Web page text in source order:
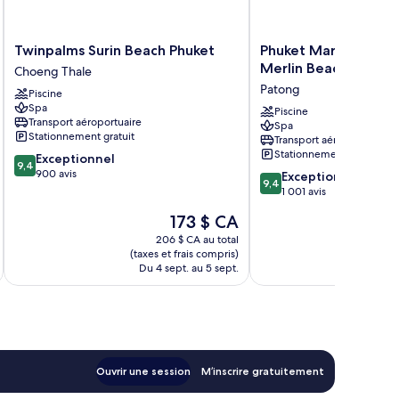
Twinpalms
Surin
Beach
Phuket
Choeng
Thale
Twinpalms Surin Beach Phuket
Choeng Thale
Piscine
Spa
Transport aéroportuaire
Stationnement gratuit
9.4
sur
9,4 Exceptionnel
900 avis
Le
prix
est
de
173 $ CA
173 $ CA
206 $ CA au total
(taxes et frais compris)
Du 4 sept. au 5 sept.
Phuket
Marriott
&
Spa,
Merlin
Beach
Patong
Phuket Marriott
Merlin Beach
Patong
Piscine
Spa
Transport aéroportuaire
Stationnement gratuit
9.4
sur
9,4 Exceptionnel
1 001 avis
Ouvrir une session M’inscrire gratuitement